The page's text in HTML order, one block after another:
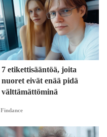
7 etikettisääntöä, joita
nuoret eivät enää pidä
välttämättöminä
Findance